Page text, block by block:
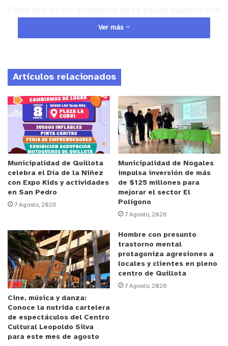
función específica. Uno de ellos distribuía y
comercializaba la droga, su esposa le ayudaba a
un laboratorio clandestino de abultamiento de
droga junto a su pareja, además de los
compradores y distribuidores de la droga en
pequeñas cantidades que eran los responsables
de distribuir la droga en las calles.
Anuncio Patrocinado
Es en ese contexto, que 4 domicilios fueron
allanados, dos en Viña del Mar y dos en Melipilla.
En estos últimos residían los ciudadanos
bolivianos que se encargaban del ingreso de la
droga al país como a posterior, el abultamiento de
esta misma en un laboratorio clandestino, donde
ocultaban las sustancias ilícitas para su posterior
distribución en el mercado nacional.
Esta droga estaba siendo preparada para ser
distribuida durante el reciente fin de semana
largo, evitando así la circulación de más de
180.000 dosis en nuestros barrios, lo que tanto
Ver más
Artículos relacionados
Municipalidad de Quillota
celebra el Día de la Niñez
con Expo Kids y actividades
en San Pedro
7 Agosto, 2026
Municipalidad de Nogales
impulsa inversión de más
de $125 millones para
mejorar el sector El
Polígono
7 Agosto, 2026
Cine, música y danza:
Conoce la nutrida cartelera
de espectáculos del Centro
Cultural Leopoldo Silva
para este mes de agosto
Hombre con presunto
trastorno mental
protagoniza agresiones a
locales y clientes en pleno
centro de Quillota
7 Agosto, 2026